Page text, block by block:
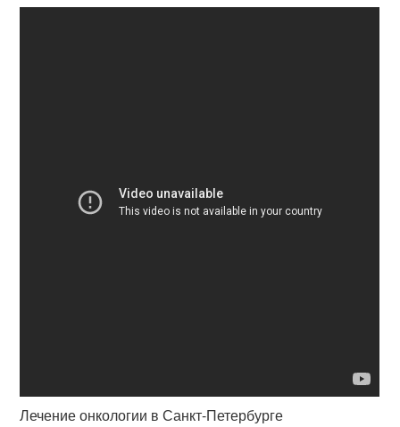
Лечение онкологии в Санкт-Петербурге